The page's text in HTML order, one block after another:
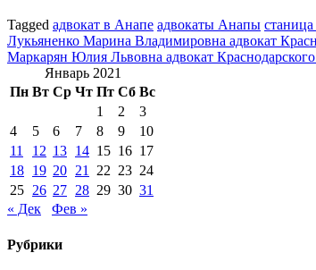
Tagged адвокат в Анапе адвокаты Анапы
Навигация
по
записям
Лукьяненко Марина Владимировна адвокат
Маркарян Юлия Львовна адвокат Краснодарского
Январь 2021
Пн Вт Ср Чт Пт Сб Вс
1
2
3
4
5 6 7 8 9
10
11
12 13 14 15 16 17
18 19 20 21 22 23 24
25 26 27 28 29 30 31
« Дек
Фев »
Рубрики